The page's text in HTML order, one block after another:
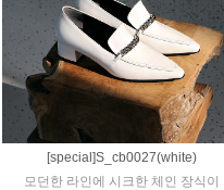
[special]S_cb0027(white)
모던한 라인에 시크한 체인 장식이